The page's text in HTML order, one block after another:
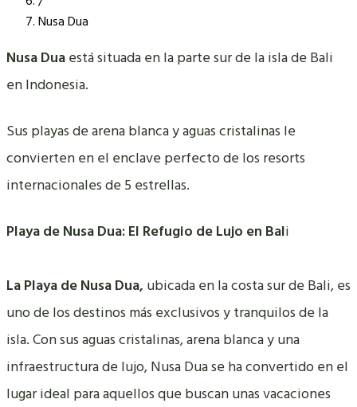
Nusa Dua
Nusa Duaestá situada en la parte sur de la isla de Bali
en Indonesia.
Sus playas de arena blanca y aguas cristalinas le
convierten en el enclave perfecto de los resorts
internacionales de 5 estrellas.
Playa de Nusa Dua: El Refugio de Lujo en Bali
La Playa de Nusa Dua, ubicada en la costa sur de Bali, es
uno de los destinos más exclusivos y tranquilos de la
isla. Con sus aguas cristalinas, arena blanca y una
infraestructura de lujo, Nusa Dua se ha convertido en el
lugar ideal para aquellos que buscan unas vacaciones